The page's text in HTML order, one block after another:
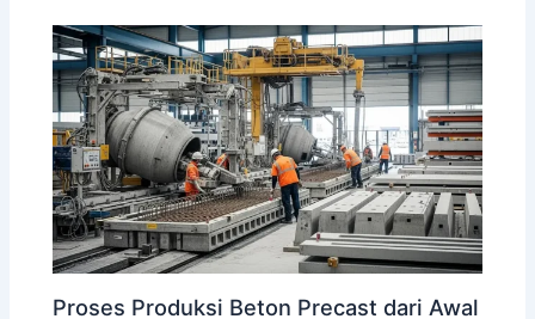
Proses Produksi Beton Precast dari Awal